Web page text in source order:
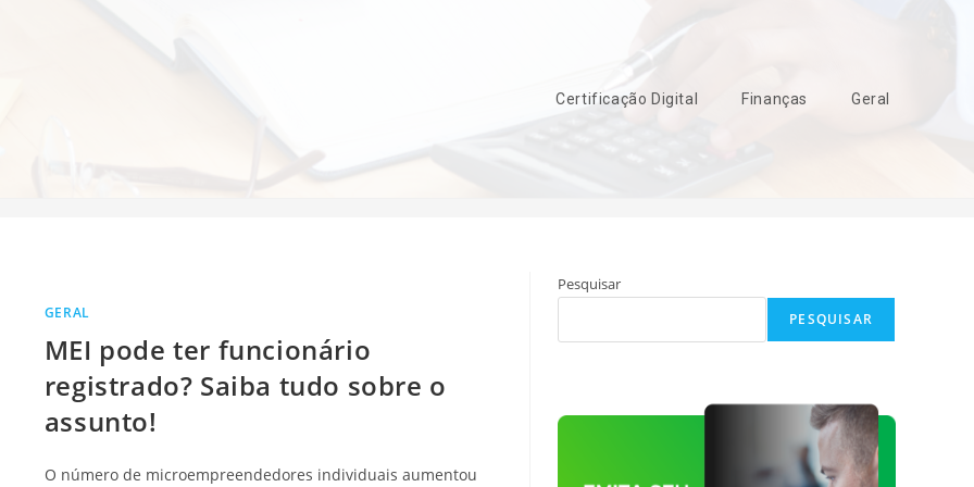
Certificação Digital Finanças Geral
GERAL
MEI pode ter funcionário
registrado? Saiba tudo sobre o
assunto!
O número de microempreendedores individuais aumentou
Pesquisar
PESQUISAR